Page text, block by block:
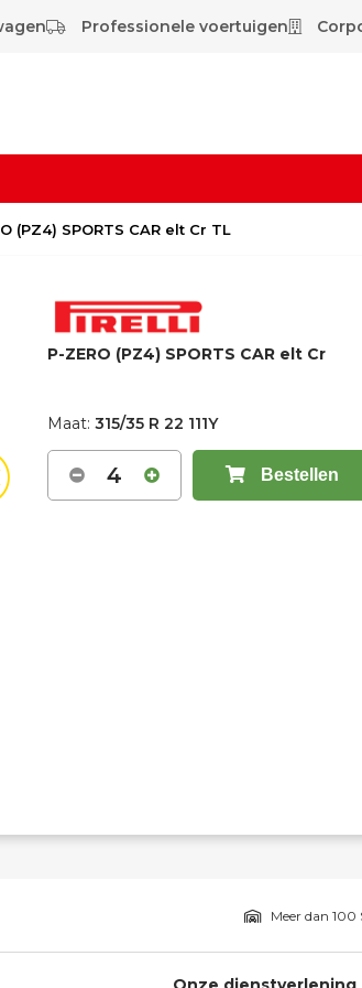
Professionele voertuigen
(PZ4) SPORTS CAR elt Cr TL
P-ZERO (PZ4) SPORTS CAR elt Cr
Maat:315/35 R 22 111Y
4 Bestellen
Meer dan 100